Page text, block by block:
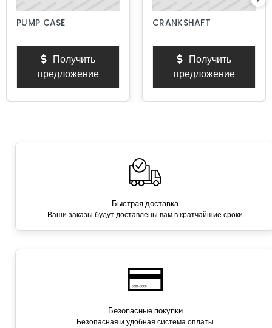
PUMP CASE
Получить
предложение
CRANKSHAFT
Получить
предложение
Быстрая доставка
Ваши заказы будут доставлены вам в кратчайшие сроки
Безопасные покупки
Безопасная и удобная система оплаты